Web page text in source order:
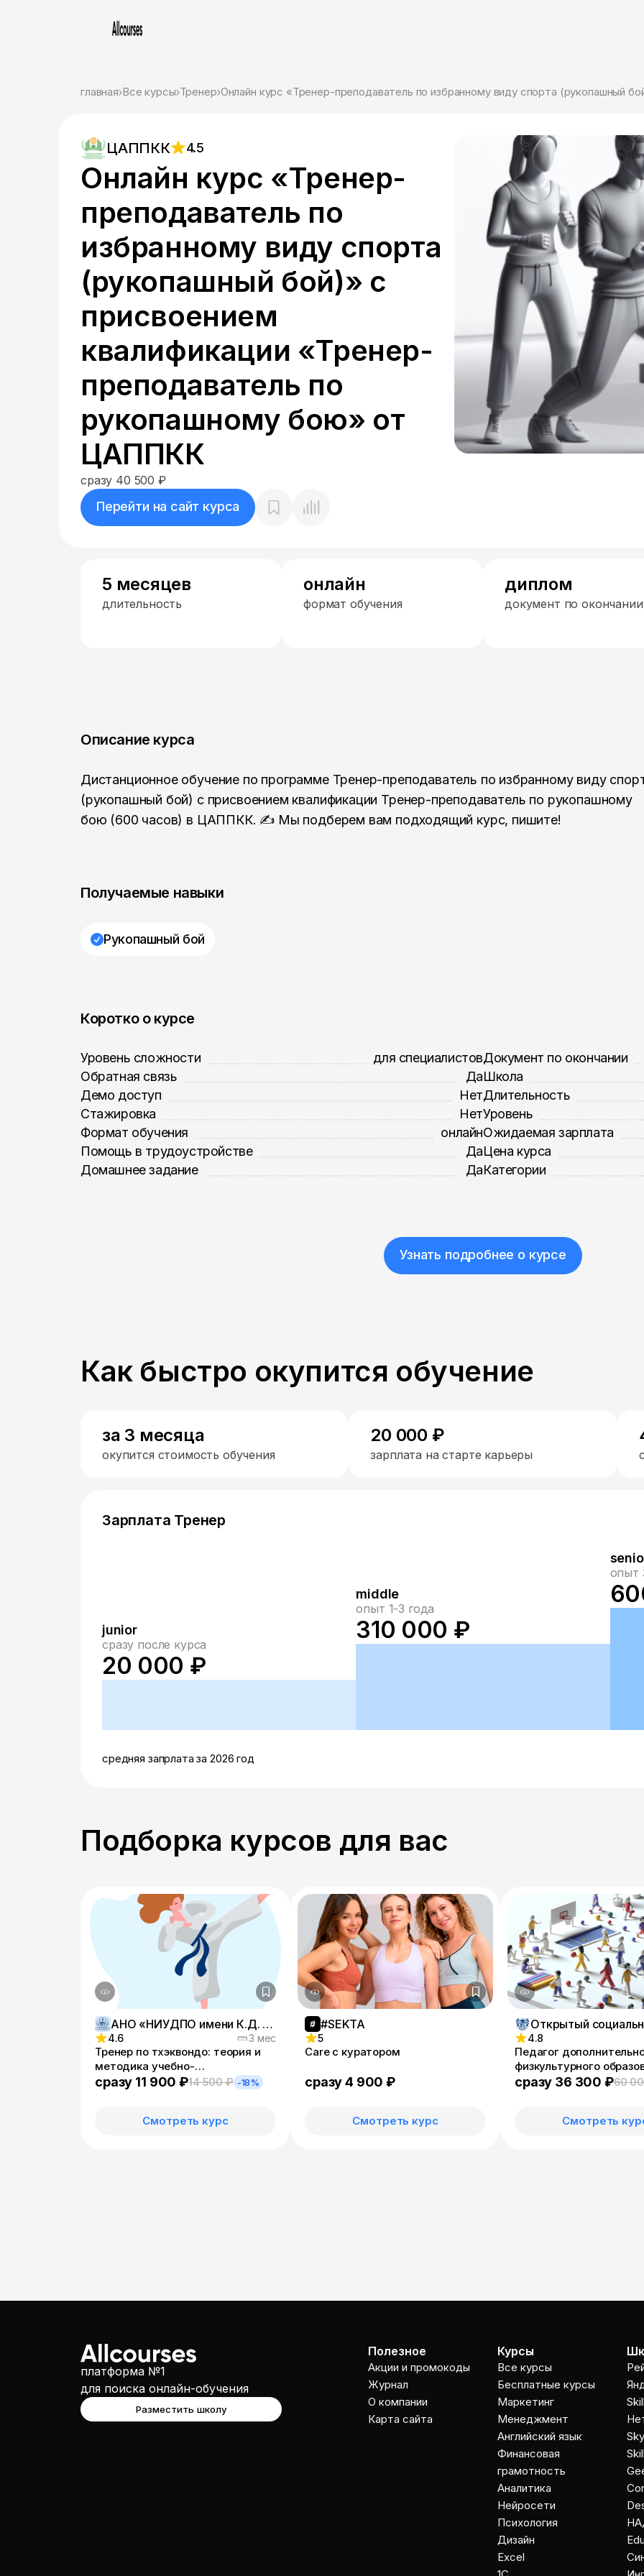
главная Все курсы Тренер
ЦАППКК 4.5
Онлайн курс «Тренер-
преподаватель по
избранному виду спорта
(рукопашный бой)» с
присвоением
квалификации «Тренер-
преподаватель по
рукопашному бою» от
ЦАППКК
сразу 40 500 ₽
Перейти на сайт курса
5 месяцев
длительность
онлайн
формат обучения
диплом
документ по окончании
Описание курса
Дистанционное обучение по программе Тренер-преподаватель по избранному виду
(рукопашный бой) с присвоением квалификации Тренер-преподаватель по рукопашному
бою (600 часов) в ЦАППКК. ✍ Мы подберем вам подходящий курс, пишите!
Получаемые навыки
Рукопашный бой
Коротко о курсе
Уровень сложности
для специалистов
Обратная связь
Да
Демо доступ
Нет
Стажировка
Нет
Формат обучения
онлайн
Помощь в трудоустройстве
Да
Домашнее задание
Да
Документ по окончании
Школа
Длительность
Уровень
Ожидаемая зарплата
Цена курса
Категории
Узнать подробнее о курсе
Как быстро окупится обучение
за 3 месяца
окупится стоимость обучения
20 000 ₽
зарплата на старте карьеры
Зарплата Тренер
junior
сразу после курса
20 000 ₽
middle
опыт 1-3 года
310 000 ₽
опыт
средняя запрлата за 2026 год
Подборка курсов для вас
АНО «НИУДПО имени К.Д. Ушинского»
4.6 3 мес
Тренер по тхэквондо: теория и
методика учебно-
тренировочного процесса
сразу 11 900 ₽14 500 ₽ -18%
Смотреть курс
#SEKTA
5
Care с куратором
сразу 4 900 ₽
Смотреть курс
4.8
Педагог
физкультурного
Инструктор по спорту
сразу 36 300 ₽60
Смотреть
платформа №1
для поиска онлайн-обучения
Разместить школу
Полезное
Акции и промокоды
Журнал
О компании
Карта сайта
Курсы
Все курсы
Бесплатные курсы
Маркетинг
Менеджмент
Английский язык
Финансовая
грамотность
Аналитика
Нейросети
Психология
Дизайн
Excel